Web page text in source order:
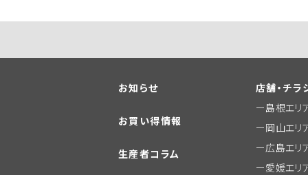
お知らせ
お買い得情報
生産者コラム
店舗・チラ
島根エリ
岡山エリ
広島エリ
愛媛エリ